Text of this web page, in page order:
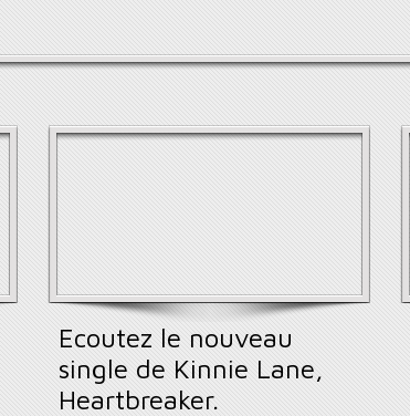
Ecoutez le nouveau
single de Kinnie Lane,
Heartbreaker.